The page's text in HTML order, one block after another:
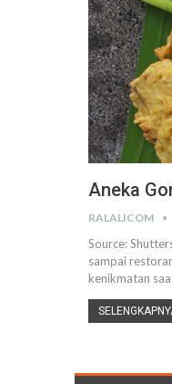
Aneka
RALALICOM
Source:
sampai
kenikmatan